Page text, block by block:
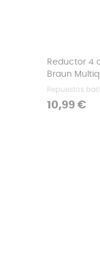
Reductor 4
Braun
Repuestos
Precio
10,99 €